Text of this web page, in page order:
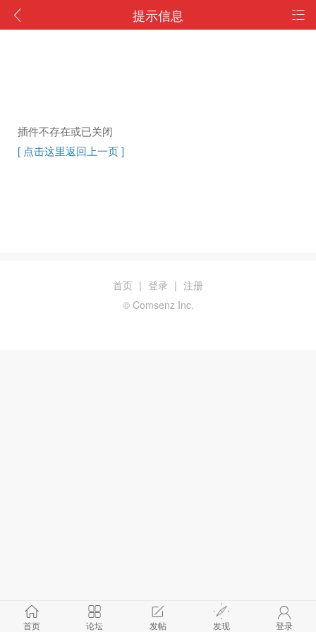
提示信息
插件不存在或已关闭
[ 点击这里返回上一页 ]
首页 论坛 发帖 发现 登录
首页 | 登录 | 注册
© Comsenz Inc.